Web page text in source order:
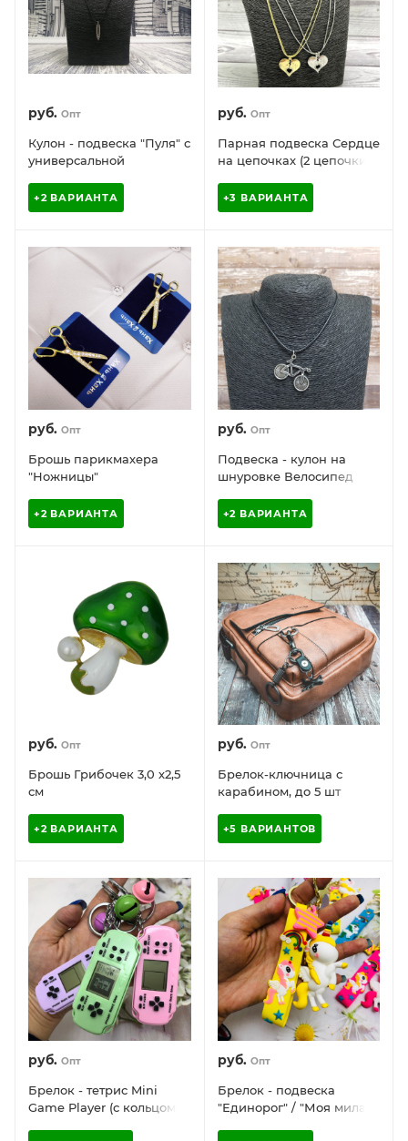
руб. Опт
Кулон - подвеска "Пуля" с
универсальной
+2 ВАРИАНТА
руб. Опт
Парная подвеска Сердце
на цепочках (2 цепочки, 2
+3 ВАРИАНТА
руб. Опт
Брошь парикмахера
"Ножницы"
+2 ВАРИАНТА
руб. Опт
Подвеска - кулон на
шнуровке Велосипед
+2 ВАРИАНТА
руб. Опт
Брошь Грибочек 3,0 х2,5
см
+2 ВАРИАНТА
руб. Опт
Брелок-ключница с
карабином, до 5 шт
+5 ВАРИАНТОВ
руб. Опт
Брелок - тетрис Mini
Game Player (с кольцом,
руб. Опт
Брелок - подвеска
"Единорог" / "Моя милая